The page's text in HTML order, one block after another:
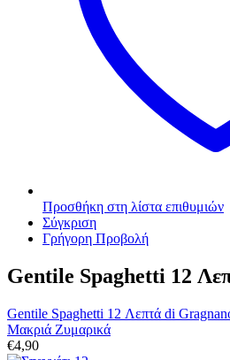
Προσθήκη στη λίστα επιθυμιών
Σύγκριση
Γρήγορη Προβολή
Gentile Spaghetti 12
Gentile Spaghetti 12 Λεπτά di
Μακριά Ζυμαρικά
€4,90